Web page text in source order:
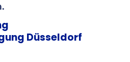
Düsseldorf